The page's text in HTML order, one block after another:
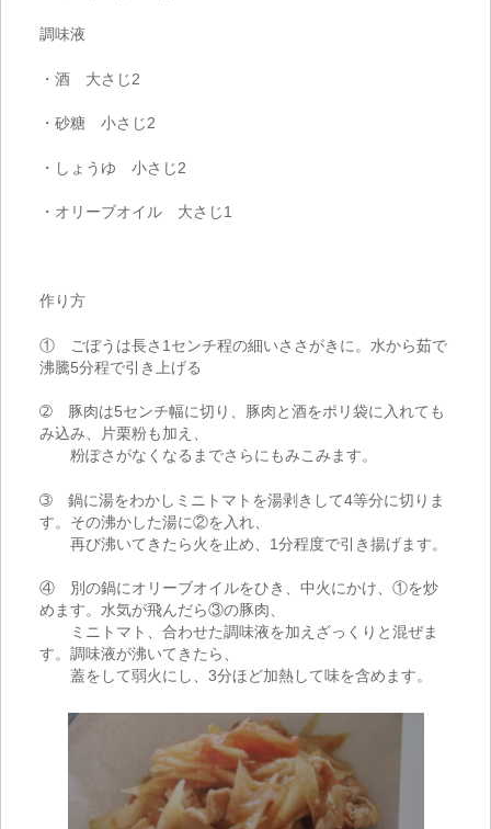
調味液
・酒 大さじ2
・砂糖 小さじ2
・しょうゆ 小さじ2
・オリーブオイル 大さじ1
作り方
① ごぼうは長さ 1 センチ程の細いささがきに。水から茹で
沸騰5分程で引き上げる
➁ 豚肉は5センチ幅に切り、豚肉と酒をポリ袋に入れても
み込み、片栗粉も加え、
粉ぽさがなくなるまでさらにもみこみます。
➂ 鍋に湯をわかしミニトマトを湯剥きして4等分に切りま
す。その沸かした湯に②を入れ、
再び沸いてきたら火を止め、 1分程度で引き揚げます。
④ 別の鍋にオリーブオイルをひき、中火にかけ、①を炒
めます。水気が飛んだら③の豚肉、
ミニトマト、合わせた調味液を加えざっくりと混ぜま
す。調味液が沸いてきたら、
蓋をして弱火にし、 3分ほど加熱して味を含めます。